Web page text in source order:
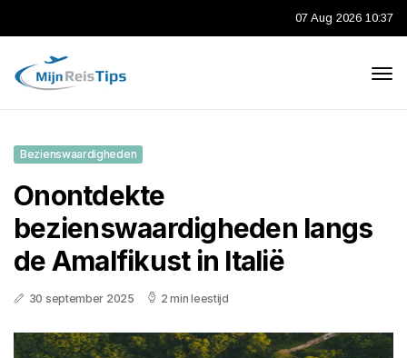
07 Aug 2026 10:37
Bezienswaardigheden
Onontdekte
bezienswaardigheden langs
de Amalfikust in Italië
30 september 2025 2 min leestijd